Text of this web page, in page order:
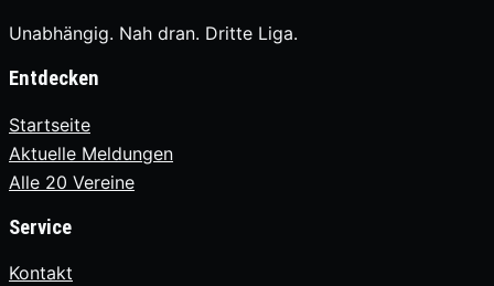
Unabhängig. Nah dran. Dritte Liga.
Entdecken
Startseite
Aktuelle Meldungen
Alle 20 Vereine
Service
Kontakt